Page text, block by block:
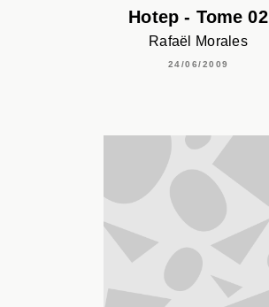
Hotep - Tome 02
Rafaël Morales
24/06/2009